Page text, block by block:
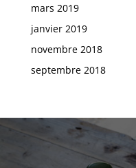
mars 2019
janvier 2019
novembre 2018
septembre 2018